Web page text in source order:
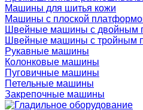
Машины для шитья кожи
Машины с плоской
Швейные машины с двойным
Швейные машины с тройным
Рукавные машины
Колонковые машины
Пуговичные машины
Петельные машины
Закрепочные машины